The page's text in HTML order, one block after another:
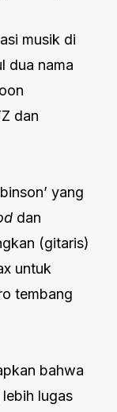
musik di
dua nama
dan
yang
dan
(gitaris)
untuk
tembang
bahwa
lugas